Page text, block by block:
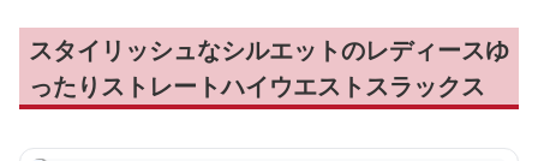
スタイリッシュなシルエットのレディースゆ
ったりストレートハイウエストスラックス